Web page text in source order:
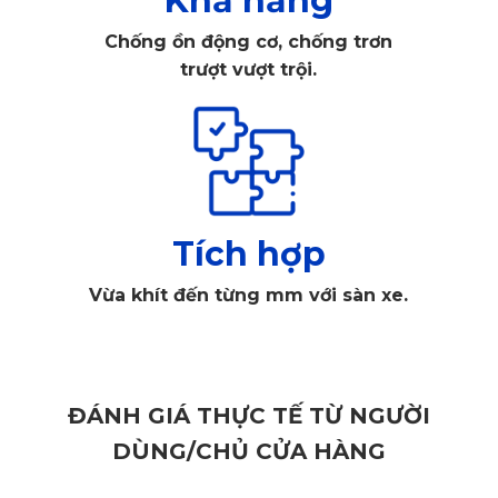
định khắt khe của các tổ chức uy tín như SGS Châu Âu,
TUV, RoHS, ISO. Điều này đảm bảo rằng thảm sàn 360
Audi Q7 2025 không chỉ đẹp mà còn an toàn tuyệt đối với
Chống ồn động cơ, chống trơn
trượt vượt trội.
Tích hợp
Vừa khít đến từng mm với sàn xe.
ĐÁNH GIÁ THỰC TẾ TỪ NGƯỜI
DÙNG/CHỦ CỬA HÀNG